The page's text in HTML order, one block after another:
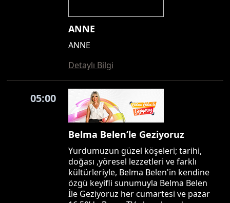
ANNE
ANNE
Detaylı Bilgi
05:00
Belma Belen’le Geziyoruz
Yurdumuzun güzel köşeleri; tarihi,
doğası ,yöresel lezzetleri ve farklı
kültürleriyle, Belma Belen'in kendine
özgü keyifli sunumuyla Belma Belen
İle Geziyoruz her cumartesi ve pazar